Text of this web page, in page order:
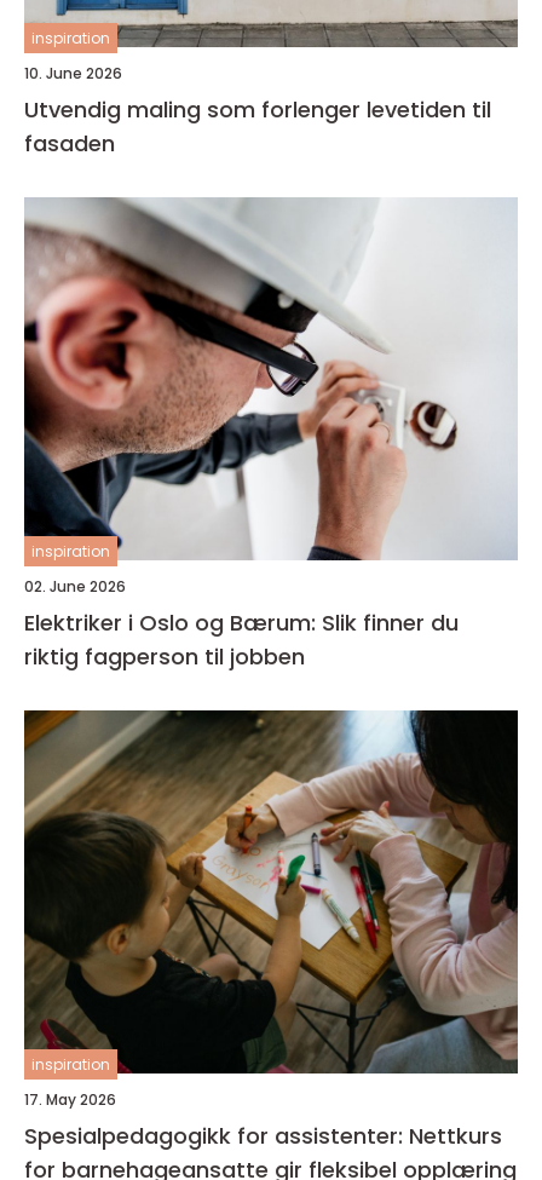
inspiration
10. June 2026
Utvendig maling som forlenger levetiden til
fasaden
inspiration
02. June 2026
Elektriker i Oslo og Bærum: Slik finner du
riktig fagperson til jobben
inspiration
17. May 2026
Spesialpedagogikk for assistenter: Nettkurs
for barnehageansatte gir fleksibel opplæring